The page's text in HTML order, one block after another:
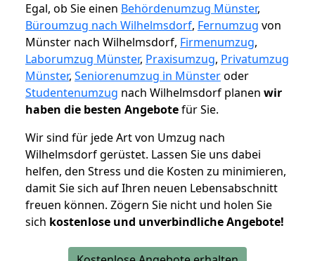
Egal, ob Sie einen Behördenumzug Münster,
Büroumzug nach Wilhelmsdorf, Fernumzug von
Münster nach Wilhelmsdorf, Firmenumzug,
Laborumzug Münster, Praxisumzug, Privatumzug
Münster, Seniorenumzug in Münsteroder
Studentenumzug nach Wilhelmsdorf planen wir
haben die besten Angebotefür Sie.
Wir sind für jede Art von Umzug nach
Wilhelmsdorf gerüstet. Lassen Sie uns dabei
helfen, den Stress und die Kosten zu minimieren,
damit Sie sich auf Ihren neuen Lebensabschnitt
freuen können. Zögern Sie nicht und holen Sie
sich kostenlose und unverbindliche Angebote!